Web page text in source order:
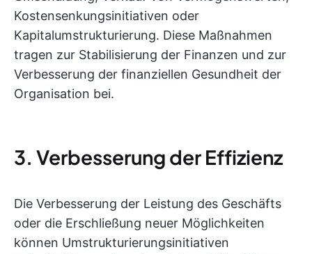
Kostensenkungsinitiativen oder
Kapitalumstrukturierung. Diese Maßnahmen
tragen zur Stabilisierung der Finanzen und zur
Verbesserung der finanziellen Gesundheit der
Organisation bei.
3. Verbesserung der Effizienz
Die Verbesserung der Leistung des Geschäfts
oder die Erschließung neuer Möglichkeiten
können Umstrukturierungsinitiativen